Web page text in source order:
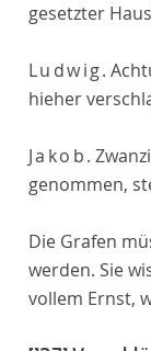
gesetzter
Ludwig.
hieher
Jakob.
genommen,
Die Grafen
werden. Sie
vollem Ernst,